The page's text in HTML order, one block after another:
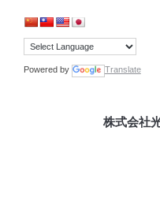
Powered by Translate
株式会社